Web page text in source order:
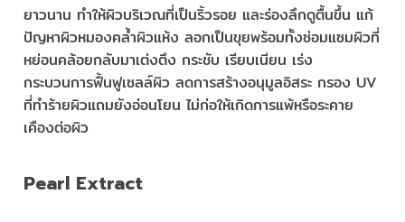
ยาวนาน ทำให้ผิวบริเวณที่เป็นริ้วรอย และร่องลึกดูตื้นขึ้น แก้
ปัญหาผิวหมองคล้ำผิวแห้ง ลอกเป็นขุยพร้อมทั้งซ่อมแซมผิวที่
หย่อนคล้อยกลับมาเต่งตึง กระชับ เรียบเนียน เร่ง
กระบวนการฟื้นฟูเซลล์ผิว ลดการสร้างอนุมูลอิสระ กรอง UV
ที่ทำร้ายผิวแถมยังอ่อนโยน ไม่ก่อให้เกิดการแพ้หรือระคาย
เคืองต่อผิว
Pearl Extract